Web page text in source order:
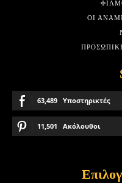
ΟΙ
63,489 Υποστηρικτές
11,501 Ακόλουθοι